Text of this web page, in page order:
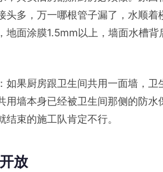
头多，万一哪根管子漏了，水顺
地面涂膜1.5mm以上，墙面水槽
如果厨房跟卫生间共用一面墙，
用墙本身已经被卫生间那侧的防水
束的施工队肯定不行。
放